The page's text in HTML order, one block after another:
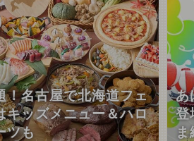
！名古屋で北海道フェ
ッズメニュー＆ハロ
ツも
あ
登
ま